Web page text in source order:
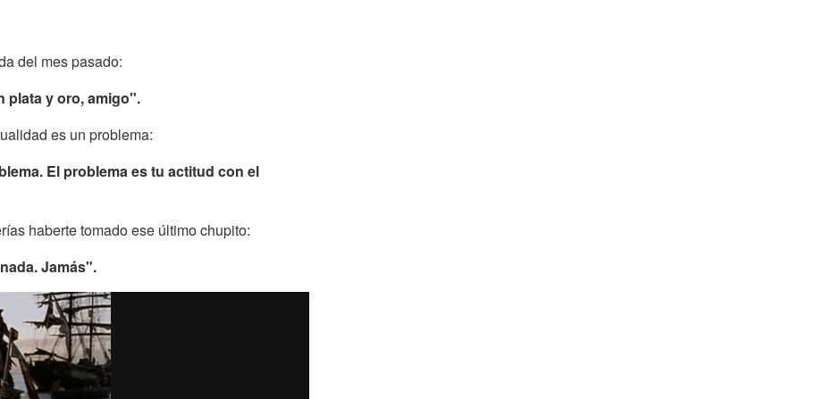
del mes pasado:
plata y oro, amigo".
es un problema:
El problema es tu actitud con el
haberte tomado ese último chupito:
Jamás".